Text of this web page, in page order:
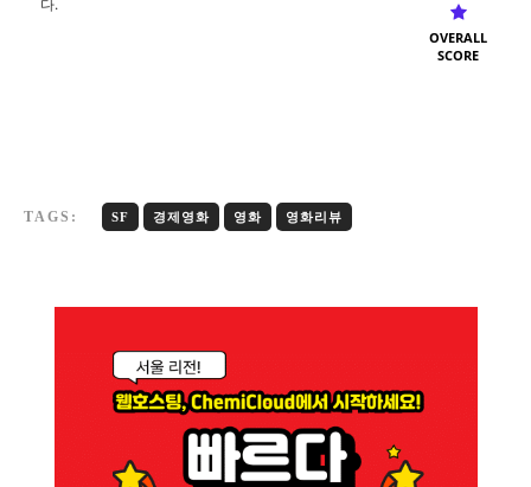
다.
OVERALL
SCORE
TAGS: SF 경제영화 영화 영화리뷰